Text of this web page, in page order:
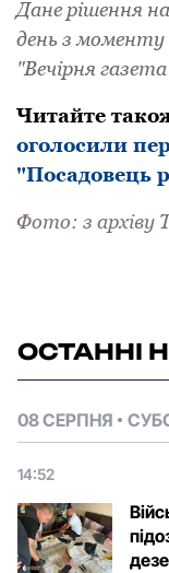
Дане рішення
день з моменту
"Вечірня
Читайте
оголосили
Фото: з архіву
ОСТАННІ
08 СЕРПНЯ
14:52